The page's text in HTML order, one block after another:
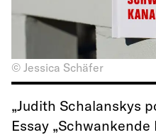
© Jessica Schäfer
„Judith Schalanskys
Essay